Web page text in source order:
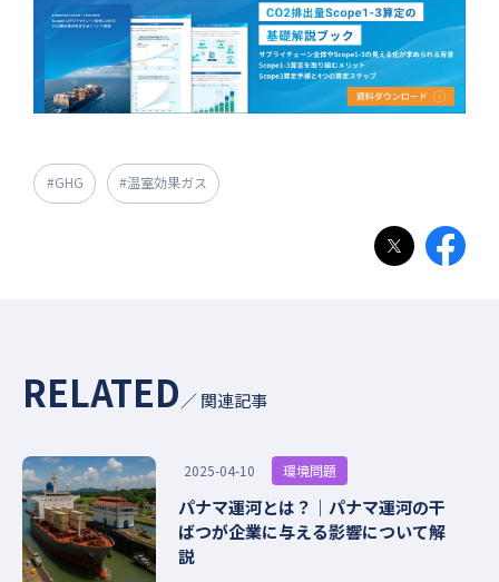
#GHG #温室効果ガス
RELATED／ 関連記事
2025-04-10 環境問題
パナマ運河とは？｜パナマ運河の干
ばつが企業に与える影響について解
説